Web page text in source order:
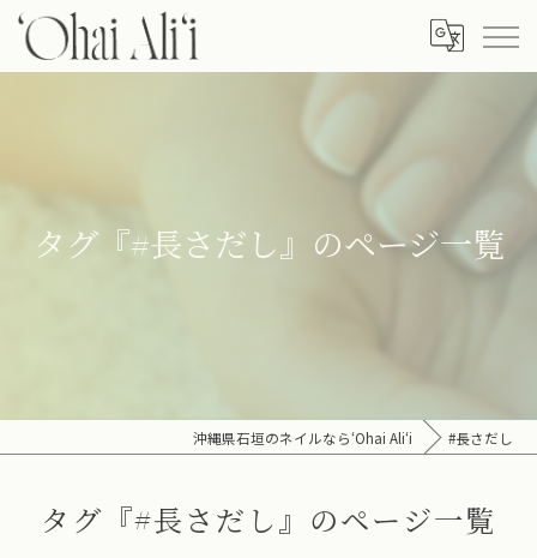
タグ『#長さだし』のページ一覧
沖縄県石垣のネイルなら‘Ohai Ali‘i #長さだし
タグ『#長さだし』のページ一覧